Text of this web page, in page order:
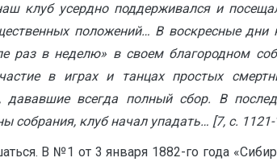
клуб усердно поддерживался и
положений… В воскресные дни
раз в неделю» в своем благородном
в играх и танцах простых
дававшие всегда полный сбор. В
собрания, клуб начал упадать… [7, с. 1121-
В №1 от 3 января 1882-го года